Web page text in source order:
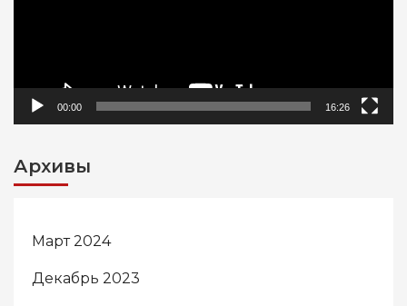
00:00 16:26
Архивы
Март 2024
Декабрь 2023